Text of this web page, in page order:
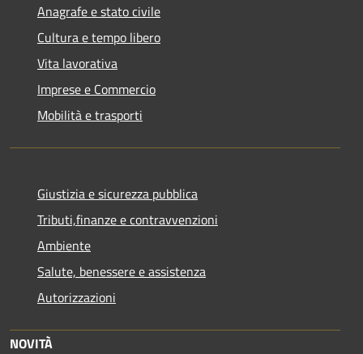
Anagrafe e stato civile
Cultura e tempo libero
Vita lavorativa
Imprese e Commercio
Mobilità e trasporti
Giustizia e sicurezza pubblica
Tributi,finanze e contravvenzioni
Ambiente
Salute, benessere e assistenza
Autorizzazioni
NOVITÀ